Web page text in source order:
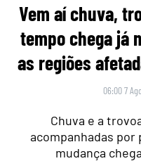
Vem aí chuva,
tempo chega já
as regiões
06:00 7
Chuva e a
acompanhadas por
mudança